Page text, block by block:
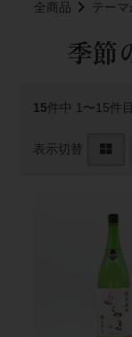
全商品 テー
季節
15件中 1〜15件目
表示切替